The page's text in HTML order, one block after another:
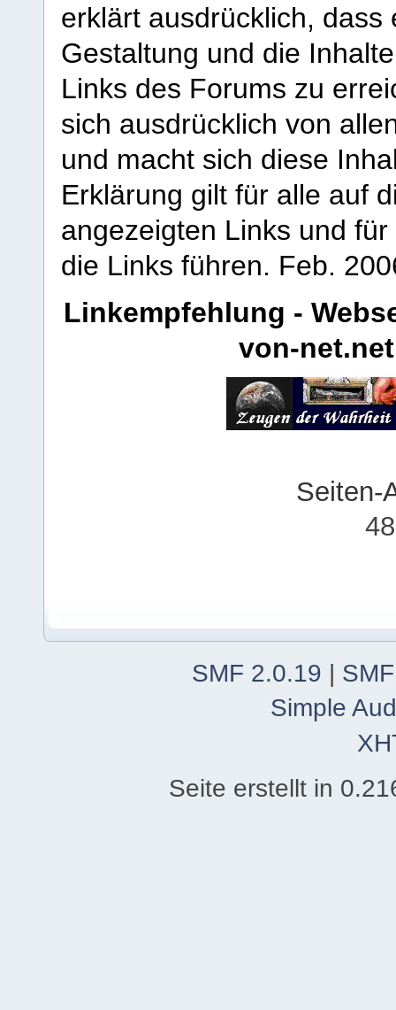
erklärt ausdrücklich,
Gestaltung und die
Links des Forums zu
sich ausdrücklich von
und macht sich diese
Erklärung gilt für alle auf
angezeigten Links und
die Links führen. Feb.
Linkempfehlung -
von-net.net
Seiten-
SMF 2.0.19
Simple
Seite erstellt in